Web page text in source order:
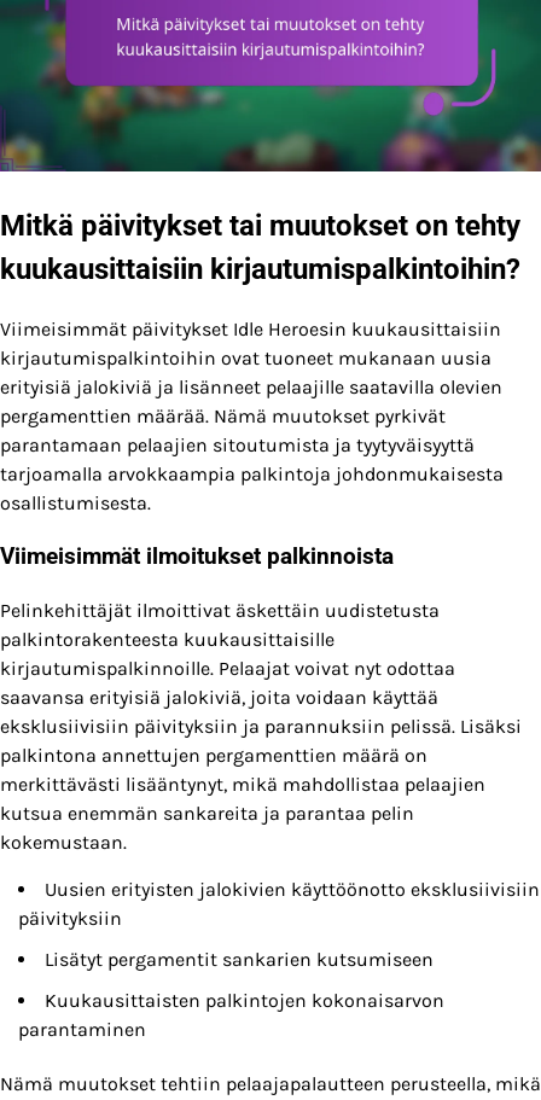
Mitkä päivitykset tai muutokset on tehty
kuukausittaisiin kirjautumispalkintoihin?
Viimeisimmät päivitykset Idle Heroesin kuukausittaisiin
kirjautumispalkintoihin ovat tuoneet mukanaan uusia
erityisiä jalokiviä ja lisänneet pelaajille saatavilla olevien
pergamenttien määrää. Nämä muutokset pyrkivät
parantamaan pelaajien sitoutumista ja tyytyväisyyttä
tarjoamalla arvokkaampia palkintoja johdonmukaisesta
osallistumisesta.
Viimeisimmät ilmoitukset palkinnoista
Pelinkehittäjät ilmoittivat äskettäin uudistetusta
palkintorakenteesta kuukausittaisille
kirjautumispalkinnoille. Pelaajat voivat nyt odottaa
saavansa erityisiä jalokiviä, joita voidaan käyttää
eksklusiivisiin päivityksiin ja parannuksiin pelissä. Lisäksi
palkintona annettujen pergamenttien määrä on
merkittävästi lisääntynyt, mikä mahdollistaa pelaajien
kutsua enemmän sankareita ja parantaa pelin
kokemustaan.
Uusien erityisten jalokivien käyttöönotto eksklusiivisiin
päivityksiin
Lisätyt pergamentit sankarien kutsumiseen
Kuukausittaisten palkintojen kokonaisarvon
parantaminen
Nämä muutokset tehtiin pelaajapalautteen perusteella, mikä